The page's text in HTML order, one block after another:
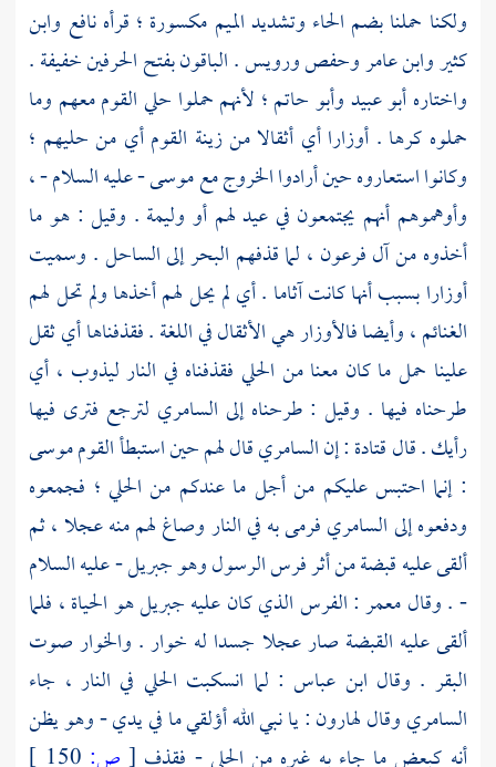
ولكنا حملنا بضم الحاء وتشديد الميم مكسورة ؛ قرأهنافع وابن
كثيروابن عامروحفصورويس. الباقون بفتح الحرفين خفيفة .
واختارهأبو عبيدوأبو حاتم ؛ لأنهم حملوا حلي القوم معهم وما
حملوه كرها . أوزارا أي أثقالا من زينة القوم أي من حليهم ؛
وكانوا استعاروه حين أرادوا الخروج معموسى- عليه السلام - ،
وأوهموهم أنهم يجتمعون في عيد لهم أو وليمة . وقيل : هو ما
أخذوه من آلفرعون ، لما قذفهم البحر إلى الساحل . وسميت
أوزارا بسبب أنها كانت آثاما . أي لم يحل لهم أخذها ولم تحل لهم
الغنائم ، وأيضا فالأوزار هي الأثقال في اللغة . فقذفناها أي ثقل
علينا حمل ما كان معنا من الحلي فقذفناه في النار ليذوب ، أي
طرحناه فيها . وقيل : طرحناه إلى السامري لترجع فترى فيها
رأيك . قالقتادة: إنالسامريقال لهم حين استبطأ القومموسى
: إنما احتبس عليكم من أجل ما عندكم من الحلي ؛ فجمعوه
ودفعوه إلىالسامريفرمى به في النار وصاغ لهم منه عجلا ، ثم
ألقى عليه قبضة من أثر فرس الرسول وهوجبريل- عليه السلام
- . وقالمعمر: الفرس الذي كان عليهجبريلهو الحياة ، فلما
ألقى عليه القبضة صار عجلا جسدا له خوار . والخوار صوت
البقر . وقال ابن عباس : لما انسكبت الحلي في النار ، جاء
السامريوقاللهارون: يا نبي الله أؤلقي ما في يدي - وهو يظن